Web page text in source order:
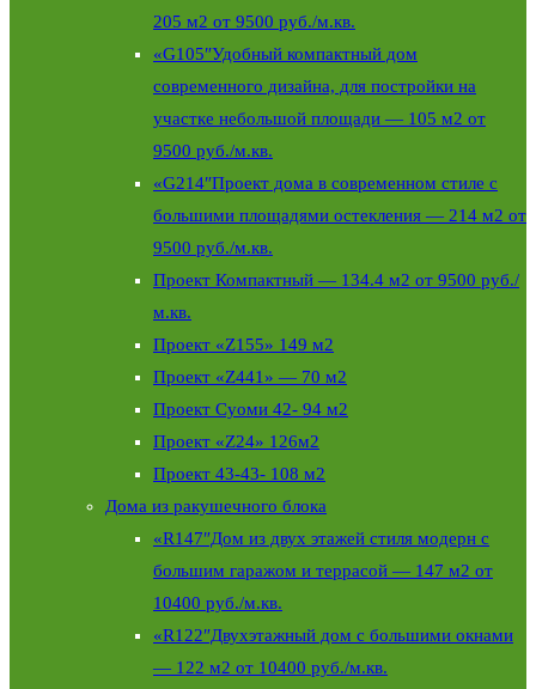
205 м2 от 9500 руб./м.кв.
«G105″Удобный компактный дом
современного дизайна, для постройки на
участке небольшой площади — 105 м2 от
9500 руб./м.кв.
«G214″Проект дома в современном стиле с
большими площадями остекления — 214 м2 от
9500 руб./м.кв.
Проект Компактный — 134.4 м2 от 9500 руб./
м.кв.
Проект «Z155» 149 м2
Проект «Z441» — 70 м2
Проект Суоми 42- 94 м2
Проект «Z24» 126м2
Проект 43-43- 108 м2
Дома из ракушечного блока
«R147″Дом из двух этажей стиля модерн с
большим гаражом и террасой — 147 м2 от
10400 руб./м.кв.
«R122″Двухэтажный дом с большими окнами
— 122 м2 от 10400 руб./м.кв.